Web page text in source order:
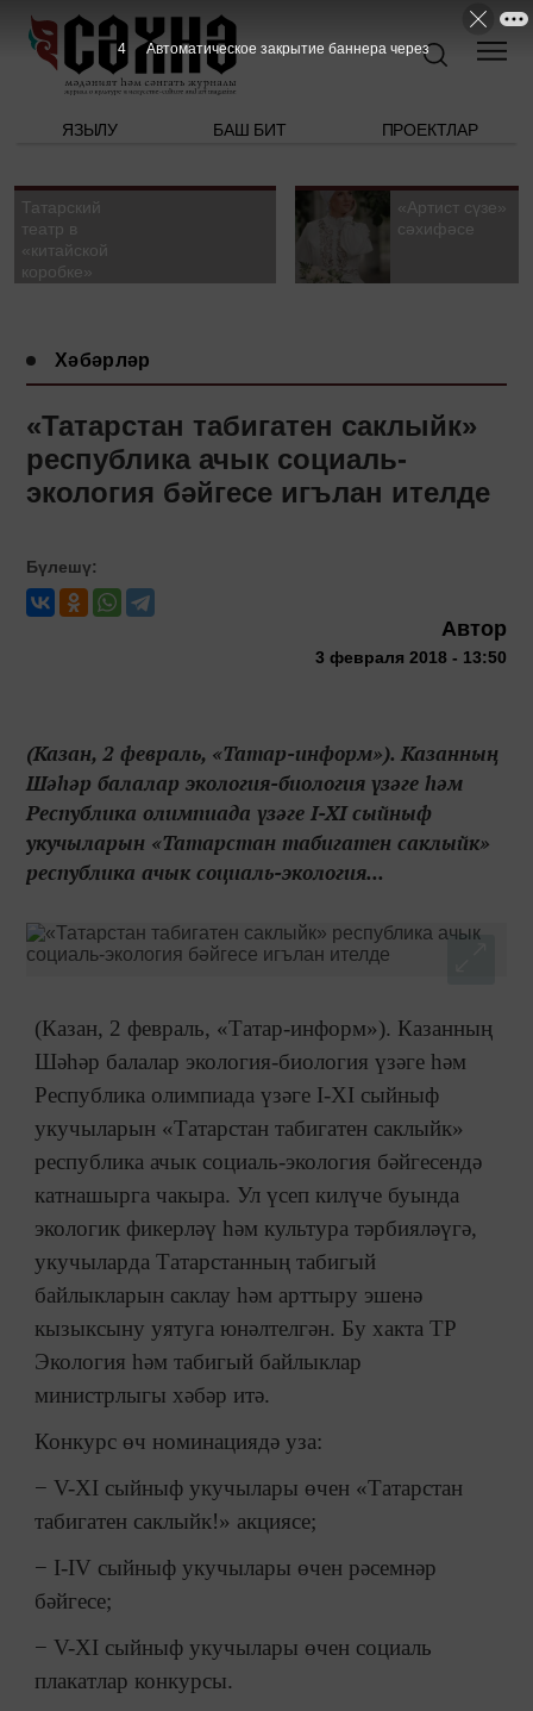
ЯЗЫЛУ БАШ БИТ ПРОЕКТЛАР
Татарский
театр в
«китайской
коробке»
«Артист сүзе»
сәхифәсе
Хәбәрләр
«Татарстан табигатен саклыйк»
республика ачык социаль-
экология бәйгесе игълан ителде
Бүлешү:
Автор
3 февраля 2018 - 13:50
(Казан, 2 февраль, «Татар-информ»). Казанның
Шәһәр балалар экология-биология үзәге һәм
Республика олимпиада үзәге I-XI сыйныф
укучыларын «Татарстан табигатен саклыйк»
республика ачык социаль-экология...
(Казан, 2 февраль, «Татар-информ»). Казанның
Шәһәр балалар экология-биология үзәге һәм
Республика олимпиада үзәге I-XI сыйныф
укучыларын «Татарстан табигатен саклыйк»
республика ачык социаль-экология бәйгесендә
катнашырга чакыра. Ул үсеп килүче буында
экологик фикерләү һәм культура тәрбияләүгә,
укучыларда Татарстанның табигый
байлыкларын саклау һәм арттыру эшенә
кызыксыну уятуга юнәлтелгән. Бу хакта ТР
Экология һәм табигый байлыклар
министрлыгы хәбәр итә.
Конкурс өч номинациядә уза:
− V-XI сыйныф укучылары өчен «Татарстан
табигатен саклыйк!» акциясе;
− I-IV сыйныф укучылары өчен рәсемнәр
бәйгесе;
− V-XI сыйныф укучылары өчен социаль
плакатлар конкурсы.
3 Автоматическое закрытие баннера через